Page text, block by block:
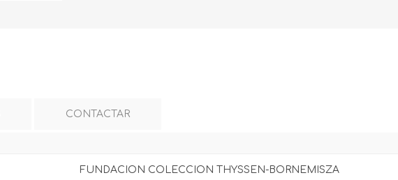
CONTACTAR
FUNDACION COLECCION THYSSEN-BORNEMISZA